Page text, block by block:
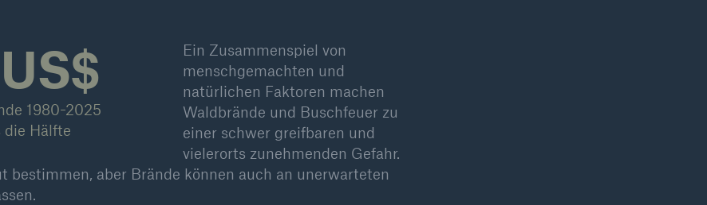
1980-2025
die Hälfte
Ein Zusammenspiel von
menschgemachten und
natürlichen Faktoren machen
Waldbrände und Buschfeuer zu
einer schwer greifbaren und
vielerorts zunehmenden Gefahr.
bestimmen, aber Brände können auch an unerwarteten
%
Rückversicherung Leben/Gesundheit
MIRA Digital Suite